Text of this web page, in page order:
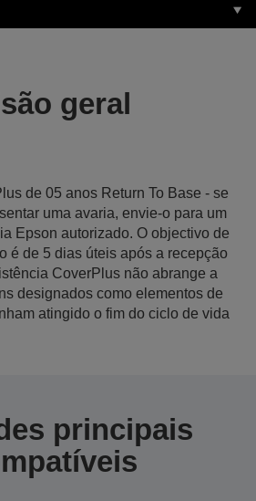
geral
de 05 anos Return To Base - se
uma avaria, envie-o para um
Epson autorizado. O objectivo de
é de 5 dias úteis após a recepção
CoverPlus não abrange a
designados como elementos de
atingido o fim do ciclo de vida
principais